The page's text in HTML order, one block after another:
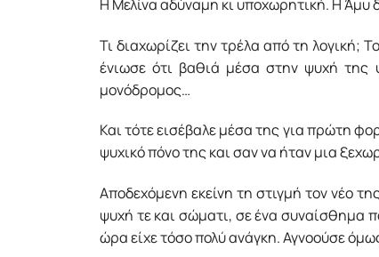
Η Μελίνα αδύναμη κι υποχωρητική. Η Άμυ
Τι διαχωρίζει την τρέλα από τη
ένιωσε ότι βαθιά μέσα στην ψυχή της
μονόδρομος…
Και τότε εισέβαλε μέσα της για πρώτη
ψυχικό πόνο της και σαν να ήταν μια
Αποδεχόμενη εκείνη τη στιγμή τον νέο
ψυχή τε και σώματι, σε ένα συναίσθημα
ώρα είχε τόσο πολύ ανάγκη. Αγνοούσε